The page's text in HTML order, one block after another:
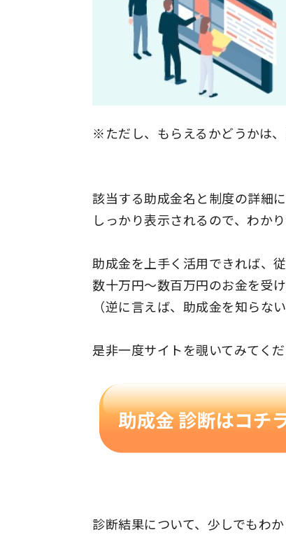
※ただし、もらえるかどうかは、
該当する助成金名と制度の詳細
しっかり表示されるので、わか
助成金を上手く活用できれば、
数十万円〜数百万円のお金を受
（逆に言えば、助成金を知らな
是非一度サイトを覗いてみてく
診断結果について、少しでもわ